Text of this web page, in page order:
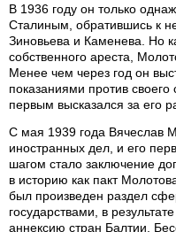
В 1936 году он только
Сталиным, обратившись к
Зиновьева и Каменева. Но
собственного ареста,
Менее чем через год он
показаниями против
первым высказался за его
С мая 1939 года Вячеслав
иностранных дел, и его
шагом стало заключение
в историю как пакт
был произведен раздел
государствами, в
аннексию стран Балтии,